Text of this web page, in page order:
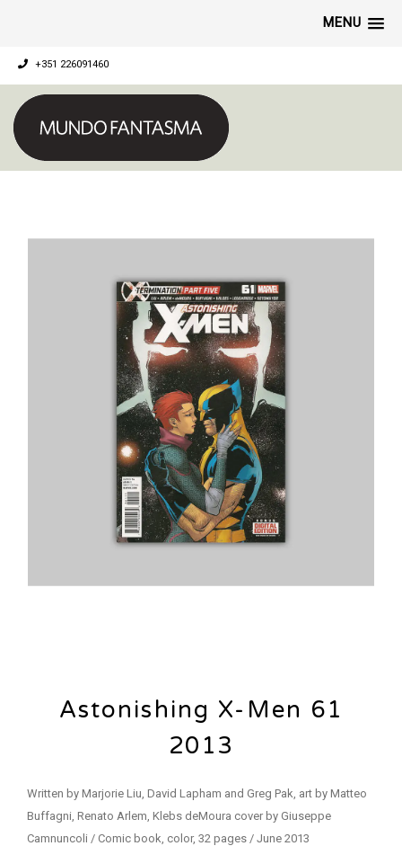
MENU
+351 226091460
Astonishing X-Men 61
2013
Written by Marjorie Liu, David Lapham and Greg Pak, art by Matteo
Buffagni, Renato Arlem, Klebs deMoura cover by Giuseppe
Camnuncoli / Comic book, color, 32 pages / June 2013